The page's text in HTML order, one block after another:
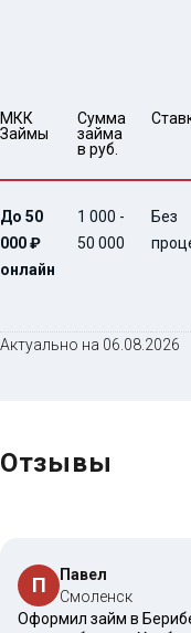
МКК
Займы
Сумма
займа
в руб.
До 50
000 ₽
онлайн
1 000 -
50 000
Без
Актуально на 06.08.2026
Отзывы
П
Павел
Смоленск
Оформил займ в